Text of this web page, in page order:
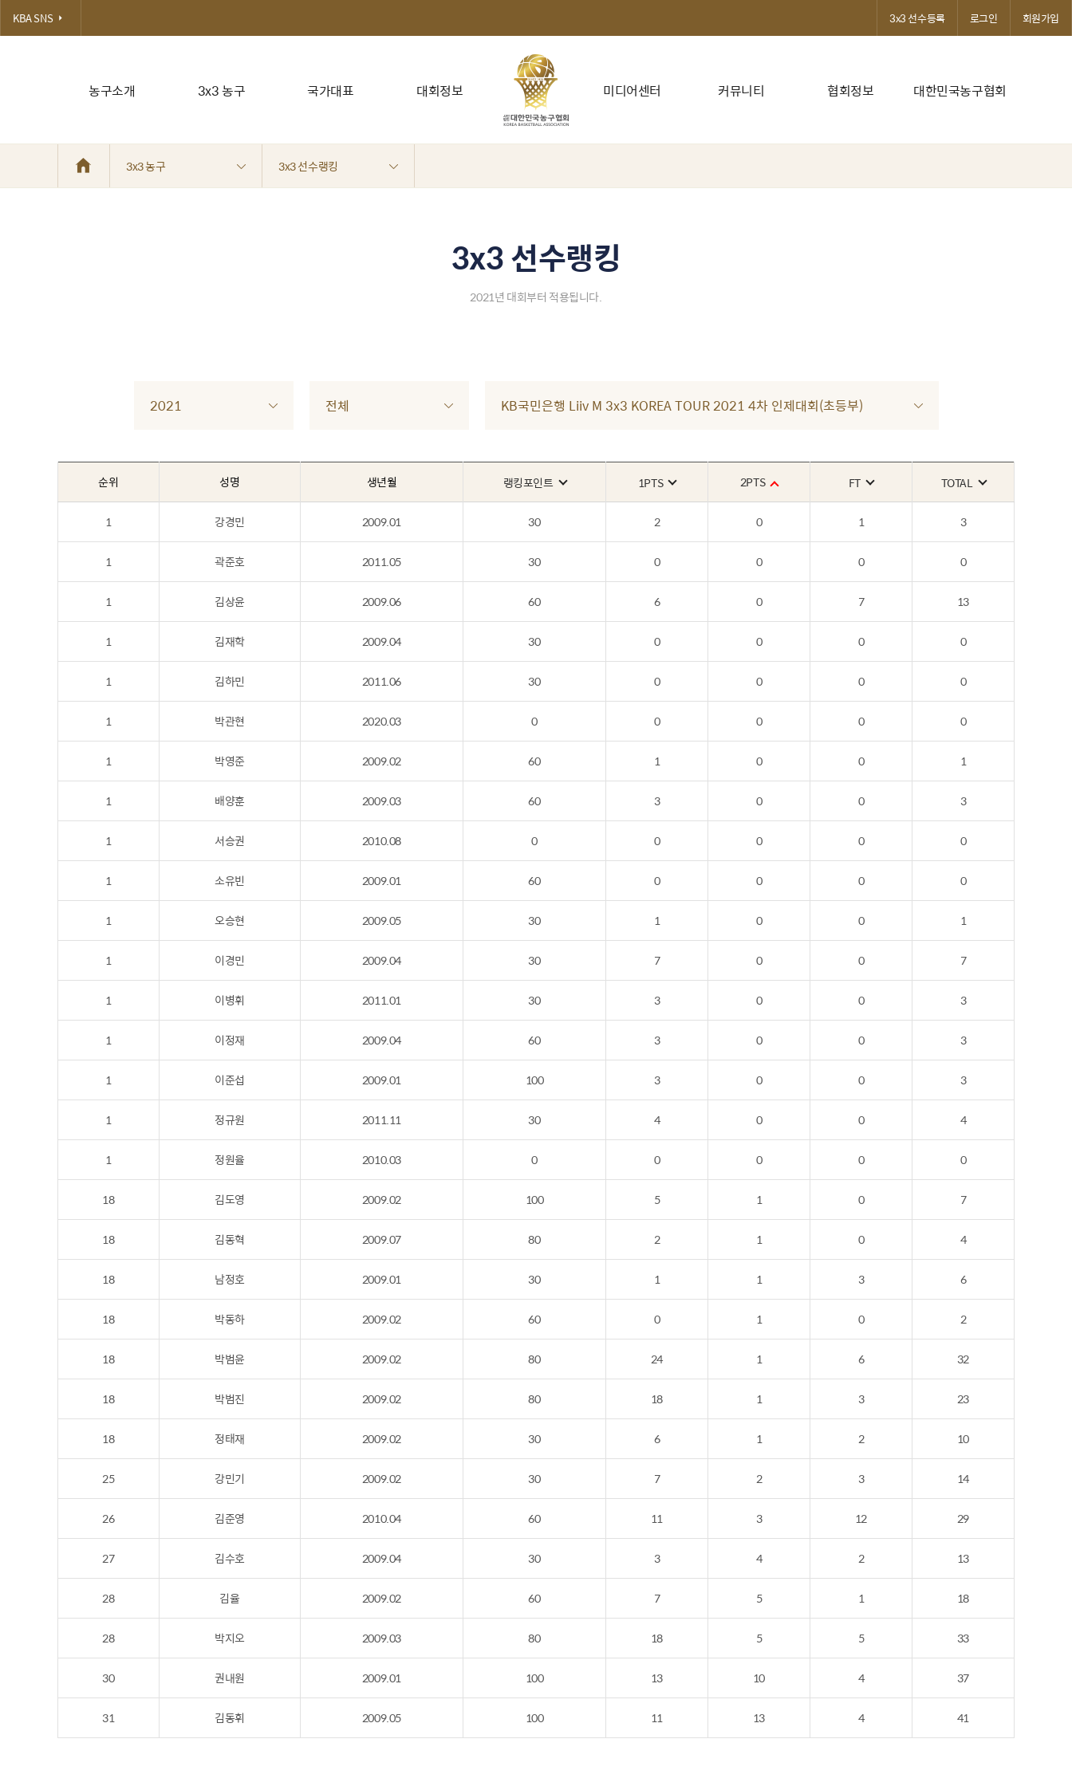
농구소개 3x3 농구 국가대표 대회정보 미디어센터 커뮤니티 협회정보 대한민국농구협회
KBA SNS 3x3 선수등록 로그인 회원가입
3x3 농구 3x3 선수랭킹
3x3 선수랭킹
2021년 대회부터 적용됩니다.
2021 전체 KB국민은행 Liiv M 3x3 KOREA TOUR 2021 4차 인제대회(초등부)
순위 성명 생년월 랭킹포인트 1PTS 2PTS FT TOTAL
1 강경민 2009.01 30 2 0 1 3
1 곽준호 2011.05 30 0 0 0 0
1 김상윤 2009.06 60 6 0 7 13
1 김재학 2009.04 30 0 0 0 0
1 김하민 2011.06 30 0 0 0 0
1 박관현 2020.03 0 0 0 0 0
1 박영준 2009.02 60 1 0 0 1
1 배양훈 2009.03 60 3 0 0 3
1 서승권 2010.08 0 0 0 0 0
1 소유빈 2009.01 60 0 0 0 0
1 오승현 2009.05 30 1 0 0 1
1 이경민 2009.04 30 7 0 0 7
1 이병휘 2011.01 30 3 0 0 3
1 이정재 2009.04 60 3 0 0 3
1 이준섭 2009.01 100 3 0 0 3
1 정규원 2011.11 30 4 0 0 4
1 정원율 2010.03 0 0 0 0 0
18 김도영 2009.02 100 5 1 0 7
18 김동혁 2009.07 80 2 1 0 4
18 남정호 2009.01 30 1 1 3 6
18 박동하 2009.02 60 0 1 0 2
18 박범윤 2009.02 80 24 1 6 32
18 박범진 2009.02 80 18 1 3 23
18 정태재 2009.02 30 6 1 2 10
25 강민기 2009.02 30 7 2 3 14
26 김준영 2010.04 60 11 3 12 29
27 김수호 2009.04 30 3 4 2 13
28 김율 2009.02 60 7 5 1 18
28 박지오 2009.03 80 18 5 5 33
30 권내원 2009.01 100 13 10 4 37
31 김동휘 2009.05 100 11 13 4 41